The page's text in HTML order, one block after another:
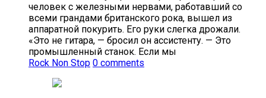
человек с железными нервами, работавший со
всеми грандами британского рока, вышел из
аппаратной покурить. Его руки слегка дрожали.
«Это не гитара, — бросил он ассистенту. — Это
промышленный станок. Если мы
Rock Non Stop 0 comments